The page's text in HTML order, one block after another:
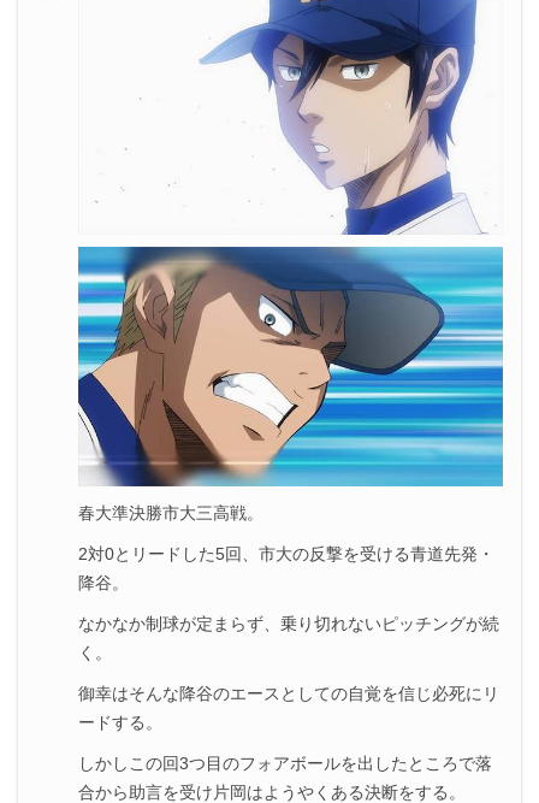
『ダイヤのA actⅡ』今後の考察
降谷の復活はいつになる？
『ダイヤのA actⅡ』第15話あらすじ・ネタバレ感想ま
春大準決勝市大三高戦。
2対0とリードした5回、市大の反撃を受ける青道先発・
降谷。
なかなか制球が定まらず、乗り切れないピッチングが続
く。
御幸はそんな降谷のエースとしての自覚を信じ必死にリ
ードする。
しかしこの回3つ目のフォアボールを出したところで落
合から助言を受け片岡はようやくある決断をする。